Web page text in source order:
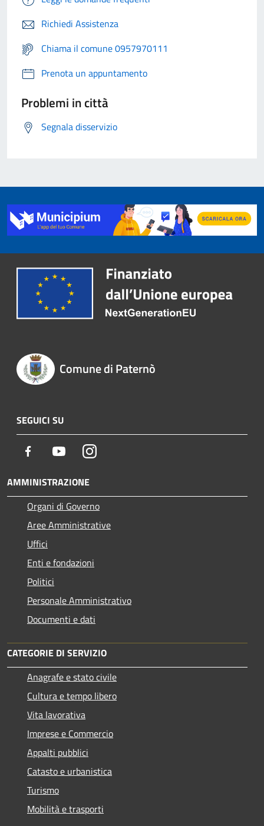
Richiedi Assistenza
Chiama il comune 0957970111
Prenota un appuntamento
Problemi in città
Segnala disservizio
Comune di Paternò
SEGUICI SU
Facebook YoutubeInstagram
AMMINISTRAZIONE
Organi di Governo
Aree Amministrative
Uffici
Enti e fondazioni
Politici
Personale Amministrativo
Documenti e dati
CATEGORIE DI SERVIZIO
Anagrafe e stato civile
Cultura e tempo libero
Vita lavorativa
Imprese e Commercio
Appalti pubblici
Catasto e urbanistica
Turismo
Mobilità e trasporti